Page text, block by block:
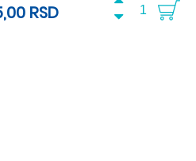
RSD